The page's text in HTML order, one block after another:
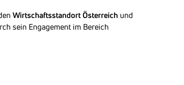
Wirtschaftsstandort Österreich und
sein Engagement im Bereich